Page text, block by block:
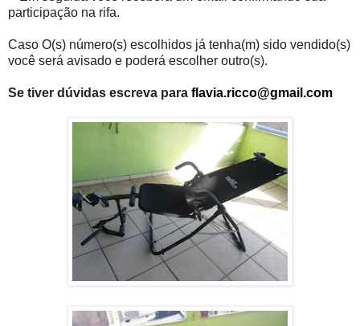
participação na rifa.
Caso O(s) número(s) escolhidos já tenha(m) sido vendido(s)
você será avisado e poderá escolher outro(s).
Se tiver dúvidas escreva para flavia.ricco@gmail.com